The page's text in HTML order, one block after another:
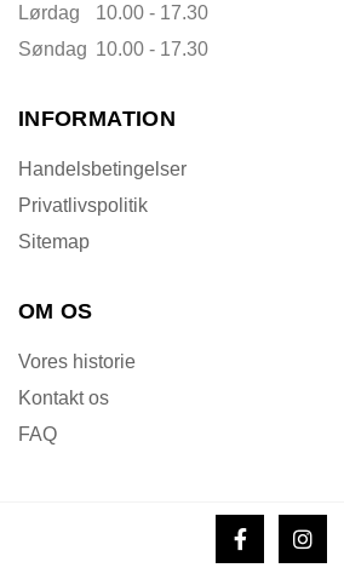
Lørdag
10.00 - 17.30
Søndag 10.00 - 17.30
INFORMATION
Handelsbetingelser
Privatlivspolitik
Sitemap
OM OS
Vores historie
Kontakt os
FAQ